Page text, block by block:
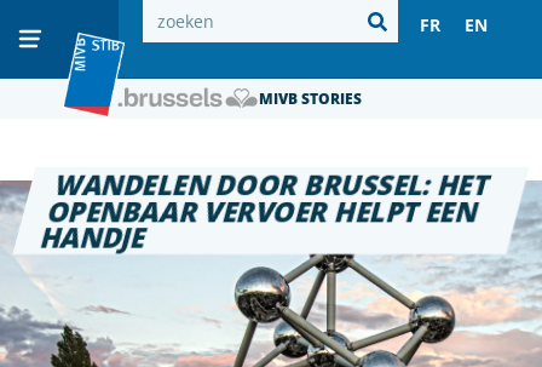
FR EN
MIVB STORIES
WANDELEN DOOR BRUSSEL: HET
OPENBAAR VERVOER HELPT EEN
HANDJE